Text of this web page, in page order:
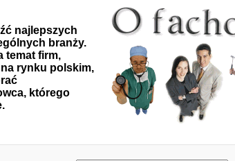
najlepszych
branży.
temat firm,
rynku polskim,
którego